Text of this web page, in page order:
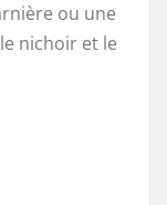
ou une
nichoir et le